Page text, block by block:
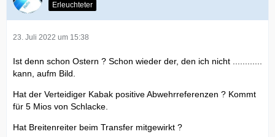
Erleuchteter
23. Juli 2022 um 15:38
Ist denn schon Ostern ? Schon wieder der, den ich nicht ............
kann, aufm Bild.
Hat der Verteidiger Kabak positive Abwehrreferenzen ? Kommt
für 5 Mios von Schlacke.
Hat Breitenreiter beim Transfer mitgewirkt ?